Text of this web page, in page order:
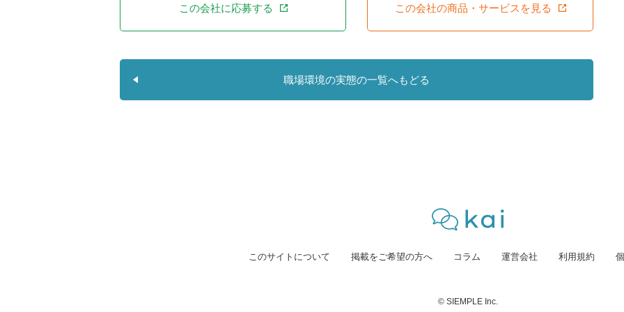
この会社に応募する この会社の商品・サービスを見る
職場環境の実態の一覧へもどる
このサイトについて 掲載をご希望の方へ コラム 運営会社 利用規約
© SIEMPLE Inc.